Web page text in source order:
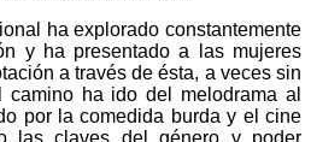
ha explorado constantemente
y ha presentado a las mujeres
a través de ésta, a veces sin
camino ha ido del melodrama al
por la comedida burda y el cine
las claves del género y poder